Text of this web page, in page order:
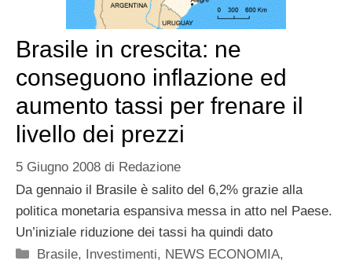
Brasile in crescita: ne
conseguono inflazione ed
aumento tassi per frenare il
livello dei prezzi
5 Giugno 2008 di Redazione
Da gennaio il Brasile è salito del 6,2% grazie alla
politica monetaria espansiva messa in atto nel Paese.
Un’iniziale riduzione dei tassi ha quindi dato
Categorie
Brasile, Investimenti, NEWS ECONOMIA,